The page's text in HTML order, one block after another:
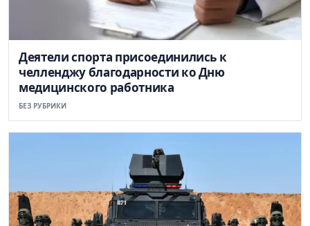
Деятели спорта присоединились к
челленджу благодарности ко Дню
медицинского работника
БЕЗ РУБРИКИ